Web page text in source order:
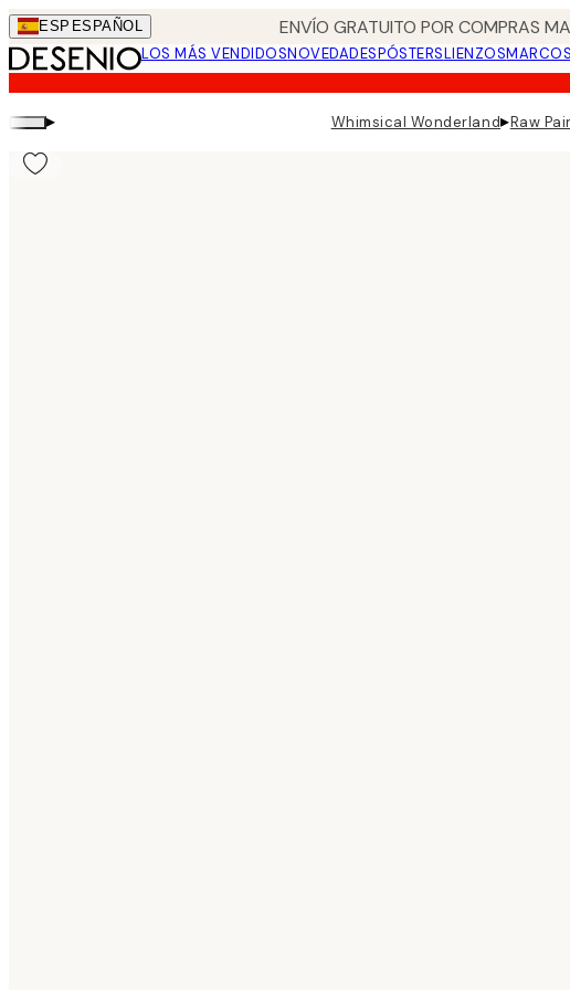
Skip
to
main
content.
ESP ESPAÑOL ENVÍO GRATUITO POR COMPRAS
LOS MÁS VENDIDOSNOVEDADESPÓSTERSLIENZOS
▸ Whimsical Wonderland▸Raw